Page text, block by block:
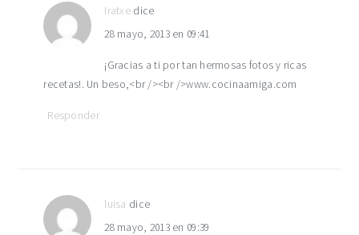
Iratxe dice
28 mayo, 2013 en 09:41
¡Gracias a ti por tan hermosas fotos y ricas
recetas!. Un beso,<br /><br />www.cocinaamiga.com
Responder
luisa dice
28 mayo, 2013 en 09:39